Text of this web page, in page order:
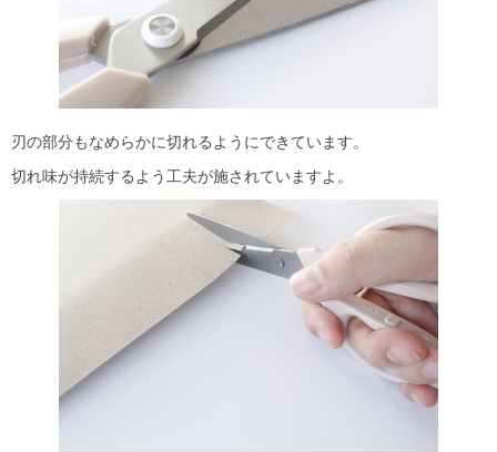
刃の部分もなめらかに切れるようにできています。
切れ味が持続するよう工夫が施されていますよ。